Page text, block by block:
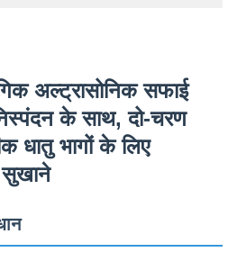
अल्ट्रासोनिक सफाई
के साथ, दो-चरण
धातु भागों के लिए
सुखाने